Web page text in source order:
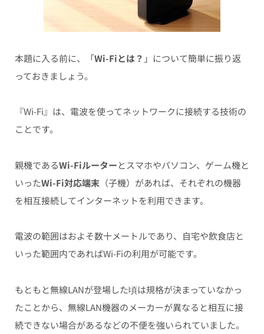
本題に入る前に、「Wi-Fiとは？ 」について簡単に振り返
っておきましょう。
『Wi-Fi』は、 電波を使ってネットワークに接続する技術の
ことです。
親機であるWi-Fiルーターとスマホやパソコン、ゲーム機と
いったWi-Fi対応端末（子機）があれば、それぞれの機器
を相互接続してインターネットを利用できます。
電波の範囲はおよそ数十メートルであり、自宅や飲食店と
いった範囲内であればWi-Fiの利用が可能です。
もともと無線LANが登場した頃は規格が決まっていなかっ
たことから、無線LAN機器のメーカーが異なると相互に接
続できない場合があるなどの不便を強いられていました。